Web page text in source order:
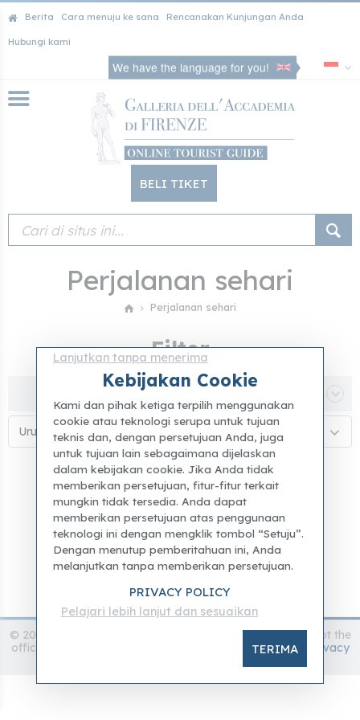
Berita Cara menuju ke sana Rencanakan Kunjungan Anda
Hubungi kami
We have the language for you!
BELI TIKET
Perjalanan sehari
Perjalanan sehari
Filter
Urutan abjad (A–Z)
© 2024 accademia.gallery - All rights reserved - this it is not the
official website of the Accademia Gallery -
Disclamer
Privacy
Lanjutkan tanpa menerima
Kebijakan Cookie
Kami dan pihak ketiga terpilih menggunakan
cookie atau teknologi serupa untuk tujuan
teknis dan, dengan persetujuan Anda, juga
untuk tujuan lain sebagaimana dijelaskan
dalam kebijakan cookie. Jika Anda tidak
memberikan persetujuan, fitur-fitur terkait
mungkin tidak tersedia. Anda dapat
memberikan persetujuan atas penggunaan
teknologi ini dengan mengklik tombol “Setuju”.
Dengan menutup pemberitahuan ini, Anda
melanjutkan tanpa memberikan persetujuan.
PRIVACY POLICY
Pelajari lebih lanjut dan sesuaikan
TERIMA